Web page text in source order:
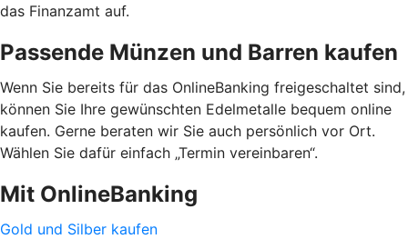
das Finanzamt auf.
Passende Münzen und Barren kaufen
Wenn Sie bereits für das OnlineBanking freigeschaltet sind,
können Sie Ihre gewünschten Edelmetalle bequem online
kaufen. Gerne beraten wir Sie auch persönlich vor Ort.
Wählen Sie dafür einfach „Termin vereinbaren“.
Mit OnlineBanking
Gold und Silber kaufen